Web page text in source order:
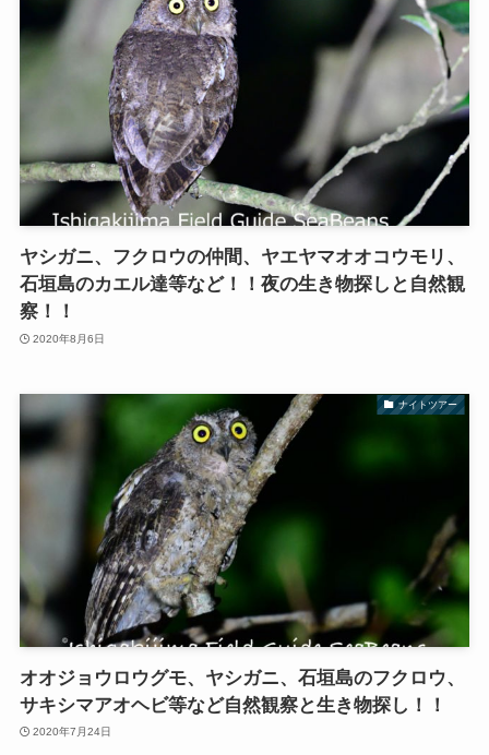
ヤシガニ、フクロウの仲間、ヤエヤマオオコウモリ、
石垣島のカエル達等など！！夜の生き物探しと自然観
察！！
2020年8月6日
ナイトツアー
オオジョウロウグモ、ヤシガニ、石垣島のフクロウ、
サキシマアオヘビ等など自然観察と生き物探し！！
2020年7月24日